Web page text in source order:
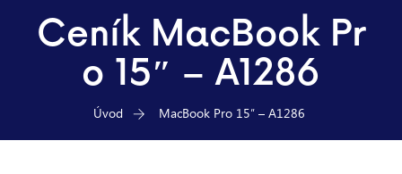
Ceník MacBook Pr
o 15″ – A1286
Úvod MacBook Pro 15″ – A1286